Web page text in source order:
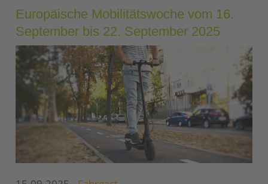
Europäische Mobilitätswoche vom 16.
September bis 22. September 2025